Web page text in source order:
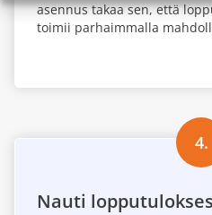
asennus takaa sen, että
toimii parhaimmalla
4.
Nauti